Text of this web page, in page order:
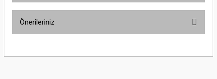
Önerileriniz
yetersiz gördüğünüz noktaları öneri formunu kullanarak tarafımıza